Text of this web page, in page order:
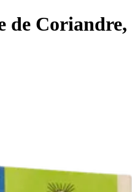
de Coriandre,